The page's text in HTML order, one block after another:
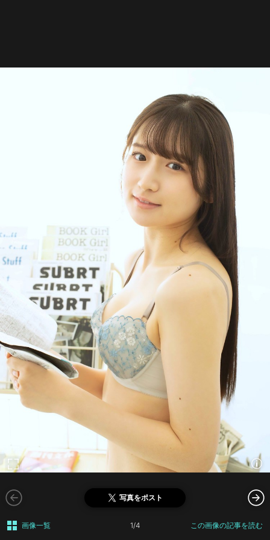
写真をポスト
画像一覧 1/4 この画像の記事を読む